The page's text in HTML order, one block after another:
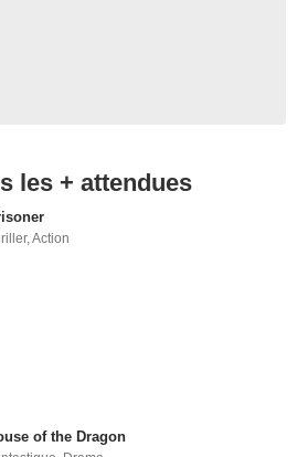
les + attendues
,Action
of the Dragon